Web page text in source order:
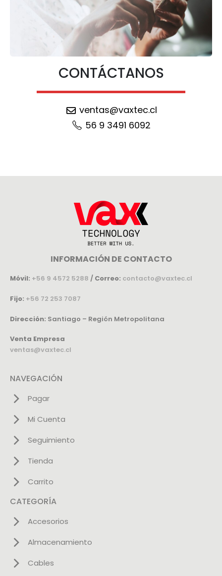
CONTÁCTANOS
ventas@vaxtec.cl
56 9 3491 6092
INFORMACIÓN DE CONTACTO
Móvil: +56 9 4572 5288 / Correo: contacto@vaxtec.cl
Fijo: +56 72 253 7087
Dirección: Santiago – Región Metropolitana
Venta Empresa
ventas@vaxtec.cl
NAVEGACIÓN
Pagar
Mi Cuenta
Seguimiento
Tienda
Carrito
CATEGORÍA
Accesorios
Almacenamiento
Cables